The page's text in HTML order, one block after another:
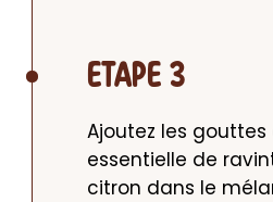
ETAPE 3
Ajoutez les gouttes
essentielle de
citron dans le